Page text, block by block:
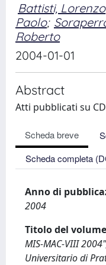
Battisti, Lorenzo
Paolo;
Roberto
2004-01-01
Abstract
Atti pubblicati su
Scheda breve
Scheda completa
Anno di
2004
Titolo del
MIS-MAC-VIII
Universitario di